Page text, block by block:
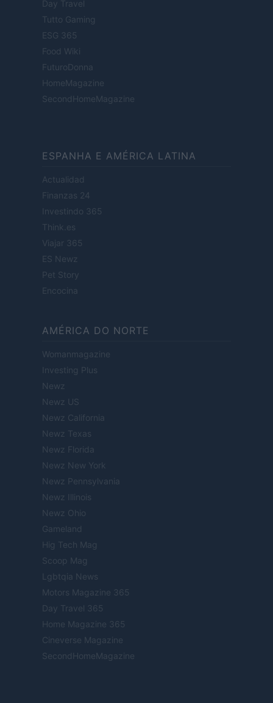
Day Travel
Tutto Gaming
ESG 365
Food Wiki
FuturoDonna
HomeMagazine
SecondHomeMagazine
ESPANHA E AMÉRICA LATINA
Actualidad
Finanzas 24
Investindo 365
Think.es
Viajar 365
ES Newz
Pet Story
Encocina
AMÉRICA DO NORTE
Womanmagazine
Investing Plus
Newz
Newz US
Newz California
Newz Texas
Newz Florida
Newz New York
Newz Pennsylvania
Newz Illinois
Newz Ohio
Gameland
Hig Tech Mag
Scoop Mag
Lgbtqia News
Motors Magazine 365
Day Travel 365
Home Magazine 365
Cineverse Magazine
SecondHomeMagazine